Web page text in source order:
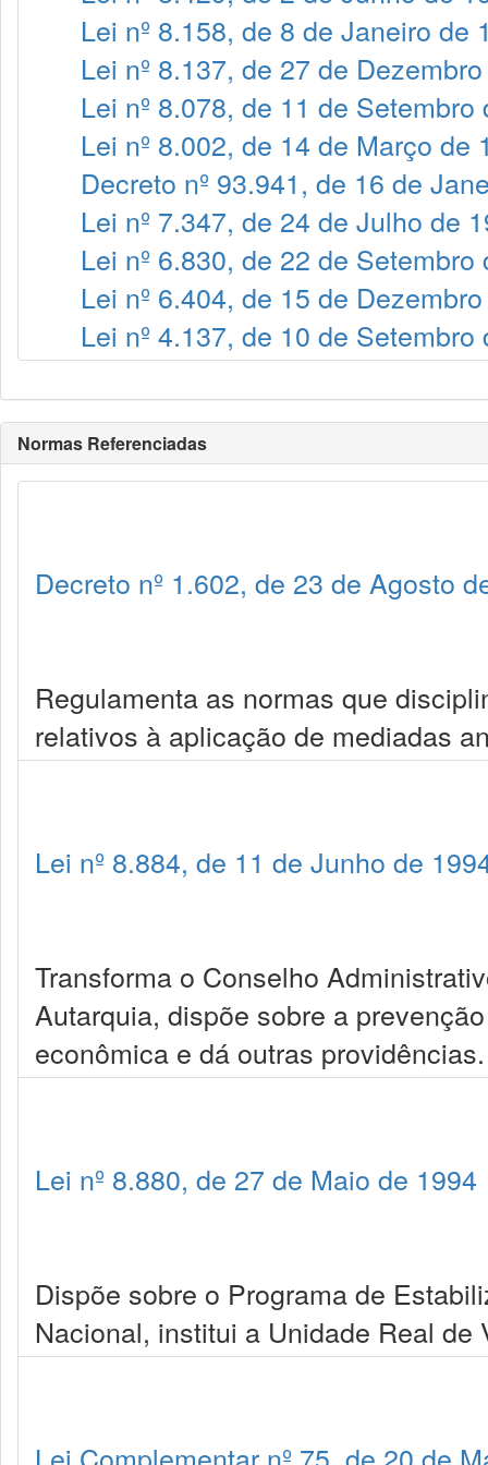
Lei nº 8.158, de 8 de Janeiro de
Lei nº 8.137, de 27 de
Lei nº 8.078, de 11 de Setembro
Lei nº 8.002, de 14 de Março de
Decreto nº 93.941, de 16 de
Lei nº 7.347, de 24 de Julho de
Lei nº 6.830, de 22 de Setembro
Lei nº 6.404, de 15 de
Lei nº 4.137, de 10 de Setembro
Normas Referenciadas
Decreto nº 1.602, de 23 de Agosto
Regulamenta as normas que
relativos à aplicação de mediadas
Lei nº 8.884, de 11 de Junho de
Transforma o Conselho
Autarquia, dispõe sobre a
econômica e dá outras providências.
Lei nº 8.880, de 27 de Maio de 1994
Dispõe sobre o Programa de
Nacional, institui a Unidade Real